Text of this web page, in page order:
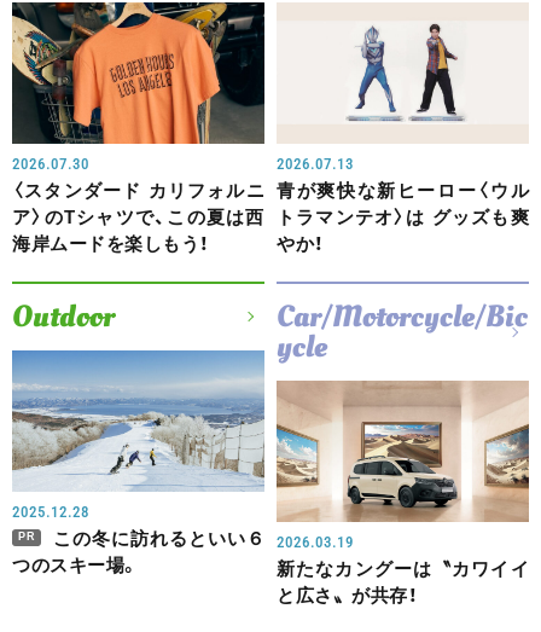
2026.07.30
〈スタンダード カリフォルニ
ア〉のTシャツで、この夏は西
海岸ムードを楽しもう！
2026.07.13
青が爽快な新ヒーロー〈ウル
トラマンテオ〉は グッズも爽
やか！
Outdoor
2025.12.28
PR
この冬に訪れるといい６
つのスキー場。
Car/Motorcycle/Bic
ycle
2026.03.19
新たなカングーは〝カワイイ
と広さ〟が共存！